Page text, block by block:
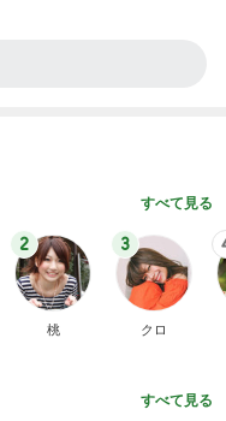
すべて見る
2
桃
3
クロ
すべて見る